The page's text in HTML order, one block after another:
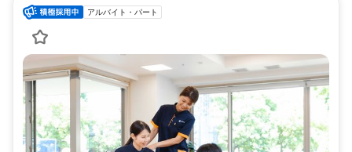
アルバイト・パート